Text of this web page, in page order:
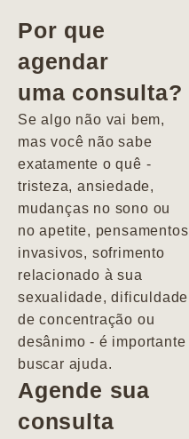
Por que
agendar
uma consulta?
Se algo não vai bem,
mas você não sabe
exatamente o quê -
tristeza, ansiedade,
mudanças no sono ou
no apetite, pensamentos
invasivos, sofrimento
relacionado à sua
sexualidade, dificuldade
de concentração ou
desânimo - é importante
buscar ajuda.
Agende sua
consulta